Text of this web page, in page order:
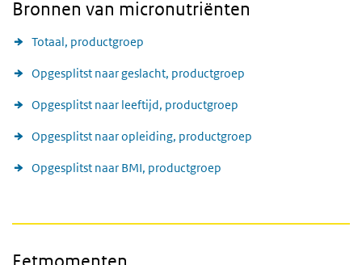
Bronnen van micronutriënten
Totaal, productgroep
Opgesplitst naar geslacht, productgroep
Opgesplitst naar leeftijd, productgroep
Opgesplitst naar opleiding, productgroep
Opgesplitst naar BMI, productgroep